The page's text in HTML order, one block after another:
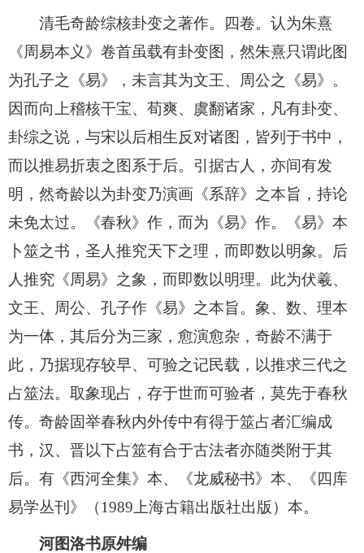
清毛奇龄综核卦变之著作。四卷。认为朱熹
《周易本义》卷首虽载有卦变图，然朱熹只谓此图
为孔子之《易》，未言其为文王、周公之《易》。
因而向上稽核干宝、荀爽、虞翻诸家，凡有卦变、
卦综之说，与宋以后相生反对诸图，皆列于书中，
而以推易折衷之图系于后。引据古人，亦间有发
明，然奇龄以为卦变乃演画《系辞》之本旨，持论
未免太过。《春秋》作，而为《易》作。《易》本
卜筮之书，圣人推究天下之理，而即数以明象。后
人推究《周易》之象，而即数以明理。此为伏羲、
文王、周公、孔子作《易》之本旨。象、数、理本
为一体，其后分为三家，愈演愈杂，奇龄不满于
此，乃据现存较早、可验之记民载，以推求三代之
占筮法。取象现占，存于世而可验者，莫先于春秋
传。奇龄固举春秋内外传中有得于筮占者汇编成
书，汉、晋以下占筮有合于古法者亦随类附于其
后。有《西河全集》本、《龙威秘书》本、《四库
易学丛刊》（1989上海古籍出版社出版）本。
河图洛书原舛编